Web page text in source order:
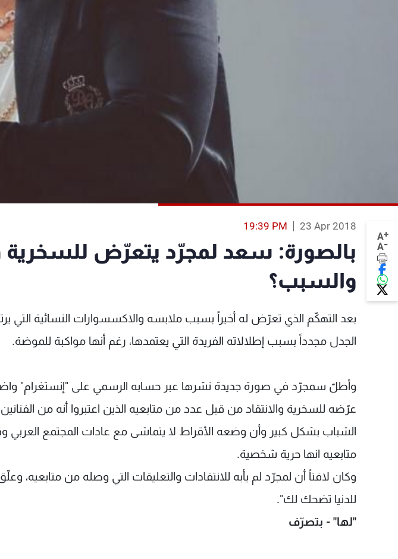
A+
A-
23 Apr 2018
19:39 PM
بالصورة: سعد لمجرّد يتعرّض للسخرية
والسبب؟
بعد التهكّم الذي تعرّض له أخيراً بسبب ملابسه والاكسسوارات النسائية التي
الجدل مجدداً بسبب إطلالاته الفريدة التي يعتمدها، رغم أنها مواكبة للموضة.
وأطلّ سمجرّد في صورة جديدة نشرها عبر حسابه الرسمي على "إنستغرام"
عرّضه للسخرية والانتقاد من قبل عدد من متابعيه الذين اعتبروا أنه من
الشباب بشكل كبير وأن وضعه الأقراط لا يتماشى مع عادات المجتمع العربي
متابعيه انها حرية شخصية.
وكان لافتاً أن لمجرّد لم يأبه للانتقادات والتعليقات التي وصله من متابعيه،
للدنيا تضحك لك".
"لها" - بتصرّف